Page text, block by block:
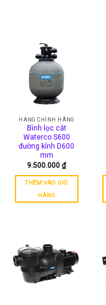
HÀNG CHÍNH HÃNG
Bình lọc cát
Waterco S600
đường kính D600
mm
9.500.000₫
THÊM VÀO GIỎ
HÀNG